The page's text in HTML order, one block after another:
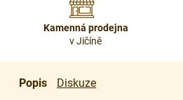
Kamenná prodejna
v Jičíně
Popis Diskuze